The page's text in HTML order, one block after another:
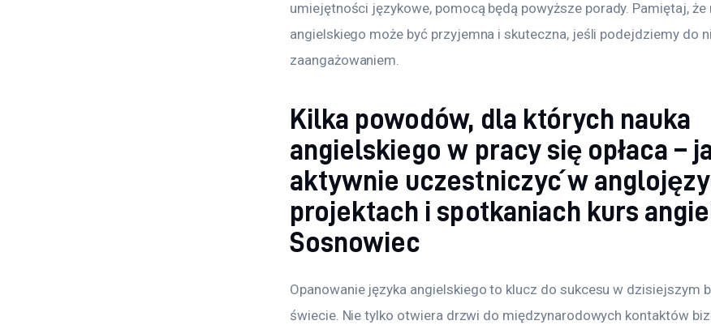
umiejętności językowe, pomocą będą powyższe porady. Pamiętaj, że
angielskiego może być przyjemna i skuteczna, jeśli podejdziemy do
zaangażowaniem.
Kilka powodów, dla których nauka
angielskiego w pracy się opłaca –
aktywnie uczestniczyć w
projektach i spotkaniach kurs
Sosnowiec
Opanowanie języka angielskiego to klucz do sukcesu w dzisiejszym
świecie. Nie tylko otwiera drzwi do międzynarodowych kontaktów